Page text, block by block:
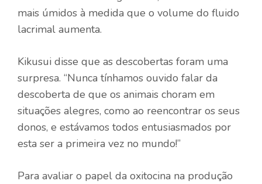
mais úmidos à medida que o volume do fluido
lacrimal aumenta.
Kikusui disse que as descobertas foram uma
surpresa. “Nunca tínhamos ouvido falar da
descoberta de que os animais choram em
situações alegres, como ao reencontrar os seus
donos, e estávamos todos entusiasmados por
esta ser a primeira vez no mundo!”
Para avaliar o papel da oxitocina na produção